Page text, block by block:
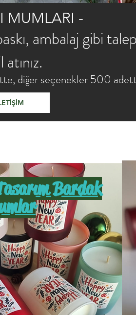
MUMLARI -
ambalaj gibi
diğer seçenekler 500
Bardak